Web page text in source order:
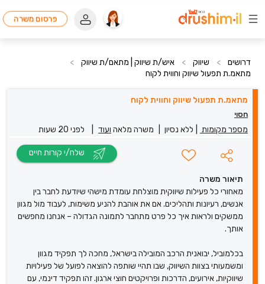
פרסום משרה
דרושים > שיווק > איש/ת שיווק | מתאם/ת שיווק
>
מתאמ.ת תפעול שיווק וחווית לקוח
מתאמ.ת תפעול שיווק וחווית לקוח
חסוי
מספר מקומות ללא נסיון משרה מלאה ועוד לפני 20 שעות
תיאור משרה
מאחורי כל פעילות שיווקית מוצלחת עומדת מישהי שיודעת לחבר בין
אנשים, רעיונות ותהליכים. אם את אוהבת להניע משימות, לעבוד מול מגוון
ממשקים ולראות איך כל פרט מתחבר לתמונה הגדולה – אנחנו מחפשים
אותך.
בכלמוביל, יבואנית הרכב המובילה בישראל, מחכה לך תפקיד מגוון
ומשמעותי בצוות השיווק, שבו תהיי שותפה להוצאה לפועל של פעילויות
שיווקיות, אירועים, הדרכות ופרויקטים חוצי ארגון. זהו תפקיד דינמי, עם